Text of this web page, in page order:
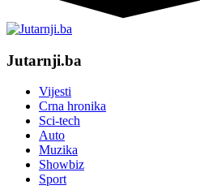
Jutarnji.ba
Vijesti
Crna hronika
Sci-tech
Auto
Muzika
Showbiz
Sport